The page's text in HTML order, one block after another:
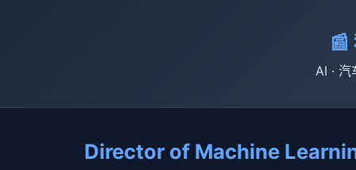
📰
AI ·
Director of Machine